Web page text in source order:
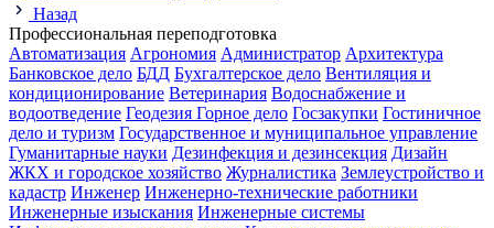
Назад
Профессиональная переподготовка
Автоматизация Агрономия Администратор Архитектура
Банковское дело БДД Бухгалтерское дело Вентиляция и
кондиционирование Ветеринария Водоснабжение и
водоотведение Геодезия Горное дело Госзакупки Гостиничное
дело и туризм Государственное и муниципальное управление
Гуманитарные науки Дезинфекция и дезинсекция Дизайн
ЖКХ и городское хозяйство Журналистика Землеустройство и
кадастр Инженер Инженерно-технические работники
Инженерные изыскания Инженерные системы